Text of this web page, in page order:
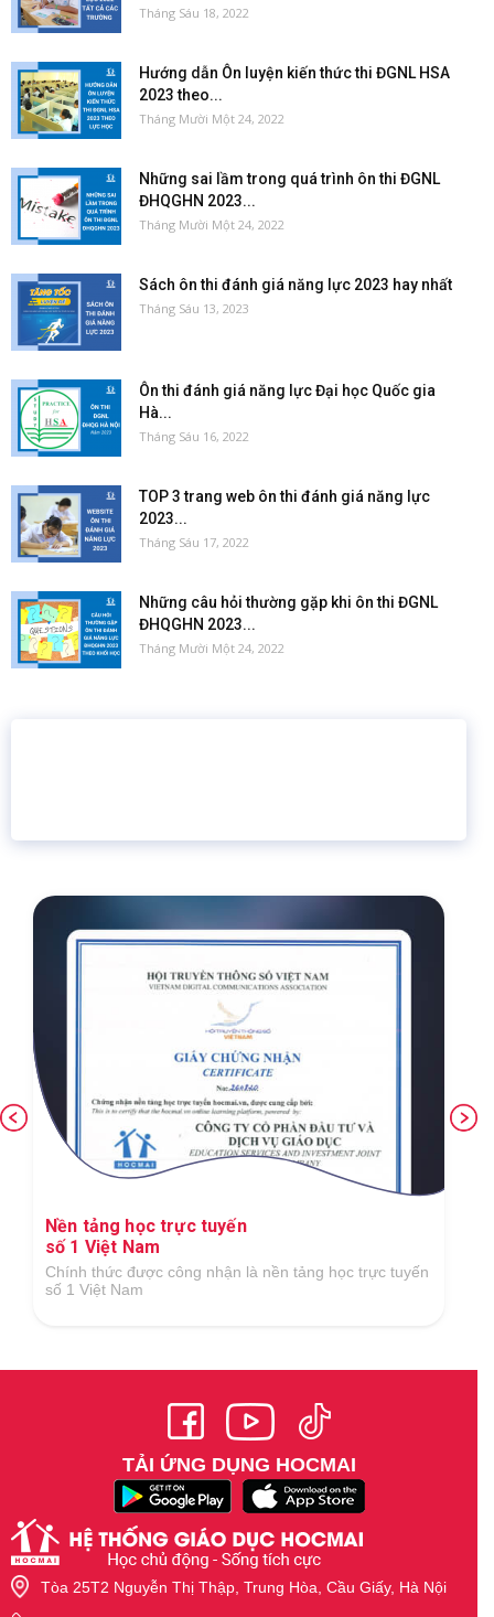
Tháng Sáu 18, 2022
Hướng dẫn Ôn luyện kiến thức thi ĐGNL HSA
2023 theo...
Tháng Mười Một 24, 2022
Những sai lầm trong quá trình ôn thi ĐGNL
ĐHQGHN 2023...
Tháng Mười Một 24, 2022
Sách ôn thi đánh giá năng lực 2023 hay nhất
Tháng Sáu 13, 2023
Ôn thi đánh giá năng lực Đại học Quốc gia
Hà...
Tháng Sáu 16, 2022
TOP 3 trang web ôn thi đánh giá năng lực
2023...
Tháng Sáu 17, 2022
Những câu hỏi thường gặp khi ôn thi ĐGNL
ĐHQGHN 2023...
Tháng Mười Một 24, 2022
Ứng dụng công nghệ số xuất sắc trong lĩnh
vực GDĐT
Tại Giải thưởng Công nghệ số Việt Nam 2018 do Hiệp
hội Công nghệ số Việt Nam tổ chức
TẢI ỨNG DỤNG HOCMAI
Tòa 25T2 Nguyễn Thị Thập, Trung Hòa, Cầu Giấy, Hà Nội